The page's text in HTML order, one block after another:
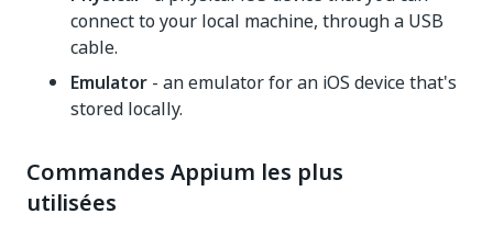
connect to your local machine, through a USB
cable.
Emulator - an emulator for an iOS device that's
stored locally.
Commandes Appium les plus
utilisées